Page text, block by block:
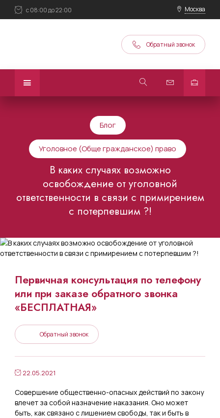
с 08:00 до 22:00 Москва
Обратный звонок
Блог
Уголовное (Обще гражданское) право
В каких случаях возможно
освобождение от уголовной
ответственности в связи с примирением
с потерпевшим ?!
Первичная консультация по телефону
или при заказе обратного звонка
«БЕСПЛАТНАЯ»
Обратный звонок
22.05.2021
Совершение общественно-опасных действий по закону
влечет за собой назначение наказания. Оно может
быть, как связано с лишением свободы, так и быть в